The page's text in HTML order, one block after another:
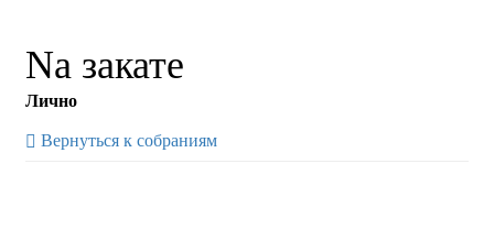
Na закате
Лично
Вернуться к собраниям